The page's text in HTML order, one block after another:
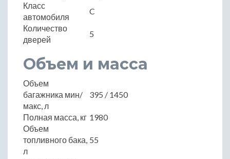
Класс
автомобиля
C
Количество
дверей
5
Объем и масса
Объем
багажника мин/
макс, л
395 / 1450
Полная масса, кг 1980
Объем
топливного бака,
л
55